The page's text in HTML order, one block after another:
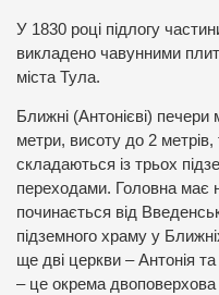
У 1830 році підлогу
викладено чавунними
міста Тула.
Ближні (Антонієві)
метри, висоту до 2
складаються із трьох
переходами. Головна має
починається від
підземного храму у
ще дві церкви – Антонія
– це окрема